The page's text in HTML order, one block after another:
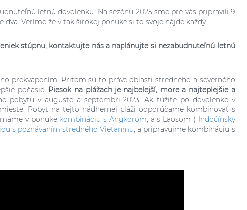
letnú dovolenku. Na sezónu 2025 sme pre vás pripravili 9
Veríme že v tak širokej ponuke si to svoje nájde každý.
stúpnu, kontaktujte nás a naplánujte si nezabudnuteľnú letnú
prekvapením. Pritom sú to práve oblasti stredného a severného
počasie. Piesok na plážach je najbelejší, more a najteplejšie a
pobytu v auguste a septembri 2023. Ak túžite po dovolenke v
Pobyt na tejto nádhernej pláži odporúčame kombinovať s
v ponuke kombináciu s Angkorom, a s Laosom ( Indočínsky
s poznávaním stredného Vietanmu, a pripravujme kombináciu s